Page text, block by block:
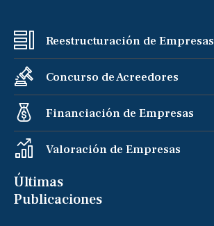
Reestructuración de Empresas
Concurso de Acreedores
Financiación de Empresas
Valoración de Empresas
Últimas
Publicaciones